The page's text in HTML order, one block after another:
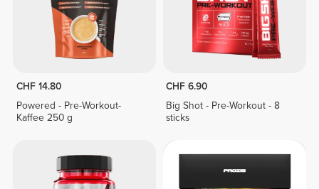
CHF 14.80
Powered - Pre-Workout-
Kaffee 250 g
CHF 6.90
Big Shot - Pre-Workout - 8
sticks